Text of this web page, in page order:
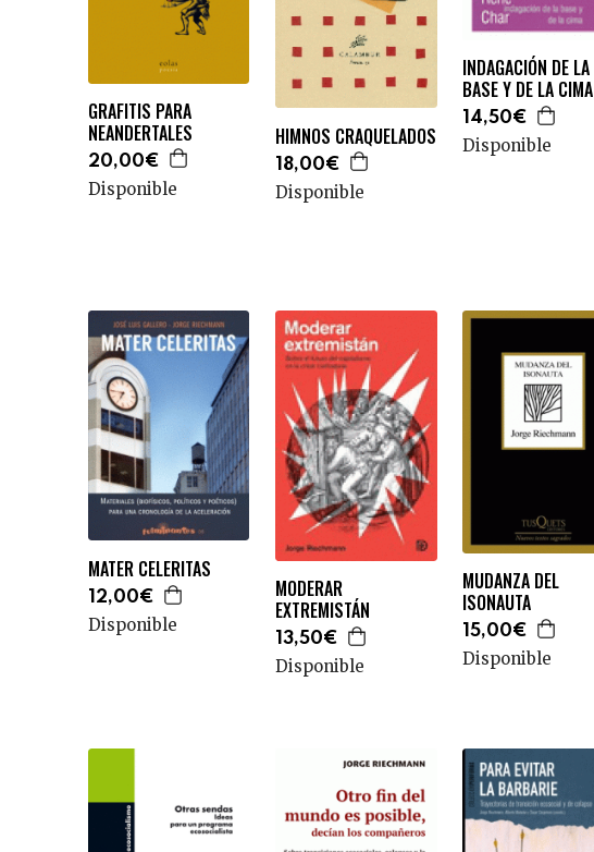
GRAFITIS PARA
NEANDERTALES
20,00€
Disponible
HIMNOS CRAQUELADOS
18,00€
Disponible
INDAGACIÓN DE LA
BASE Y DE LA CIMA
14,50€
Disponible
MATER CELERITAS
12,00€
Disponible
MODERAR
EXTREMISTÁN
13,50€
Disponible
MUDANZA DEL
ISONAUTA
15,00€
Disponible